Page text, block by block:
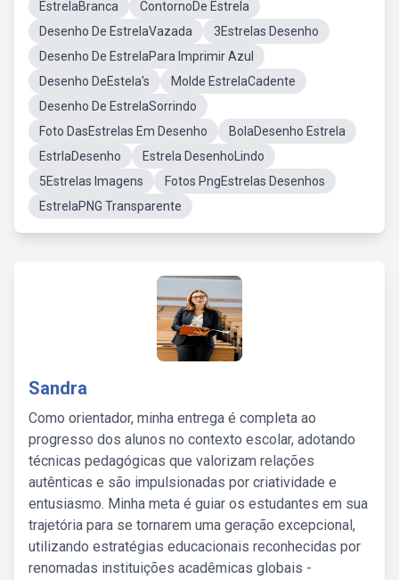
EstrelaBranca
ContornoDe Estrela
Desenho De EstrelaVazada
3Estrelas Desenho
Desenho De EstrelaPara Imprimir Azul
Desenho DeEstela's
Molde EstrelaCadente
Desenho De EstrelaSorrindo
Foto DasEstrelas Em Desenho
BolaDesenho Estrela
EstrlaDesenho
Estrela DesenhoLindo
5Estrelas Imagens
Fotos PngEstrelas Desenhos
EstrelaPNG Transparente
Sandra
Como orientador, minha entrega é completa ao
progresso dos alunos no contexto escolar, adotando
técnicas pedagógicas que valorizam relações
autênticas e são impulsionadas por criatividade e
entusiasmo. Minha meta é guiar os estudantes em sua
trajetória para se tornarem uma geração excepcional,
utilizando estratégias educacionais reconhecidas por
renomadas instituições acadêmicas globais -